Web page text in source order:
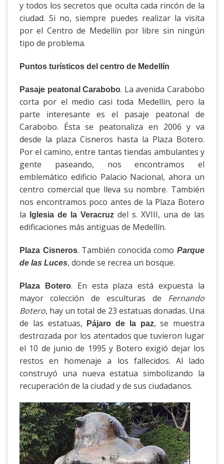
y todos los secretos que oculta cada rincón de la
ciudad. Si no, siempre puedes realizar la visita
por el Centro de Medellín por libre sin ningún
tipo de problema.
Puntos turísticos del centro de Medellín
Pasaje peatonal Carabobo. La avenida Carabobo
corta por el medio casi toda Medellín, pero la
parte interesante es el pasaje peatonal de
Carabobo. Ésta se peatonaliza en 2006 y va
desde la plaza Cisneros hasta la Plaza Botero.
Por el camino, entre tantas tiendas ambulantes y
gente paseando, nos encontramos el
emblemático edificio Palacio Nacional, ahora un
centro comercial que lleva su nombre. También
nos encontramos poco antes de la Plaza Botero
la
Iglesia de la Veracruz del s. XVIII, una de las
edificaciones más antiguas de Medellín.
Plaza Cisneros. También conocida comoParque
de las Luces, donde se recrea un bosque.
Plaza Botero. En esta plaza está expuesta la
mayor colección de esculturas de Fernando
Botero, hay un total de 23 estatuas donadas. Una
de las estatuas,
Pájaro de la paz, se muestra
destrozada por los atentados que tuvieron lugar
el 10 de junio de 1995 y Botero exigió dejar los
restos en homenaje a los fallecidos. Al lado
construyó una nueva estatua simbolizando la
recuperación de la ciudad y de sus ciudadanos.